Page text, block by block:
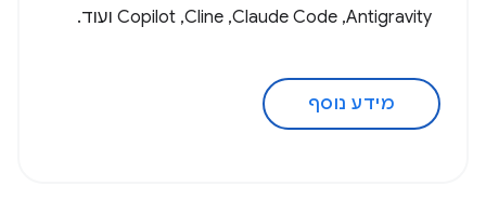
Antigravity,‏ Claude Code,‏ Cline,‏ Copilot ועוד.
מידע נוסף